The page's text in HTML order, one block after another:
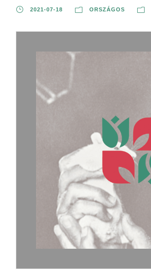
2021-07-18 ORSZÁGOS